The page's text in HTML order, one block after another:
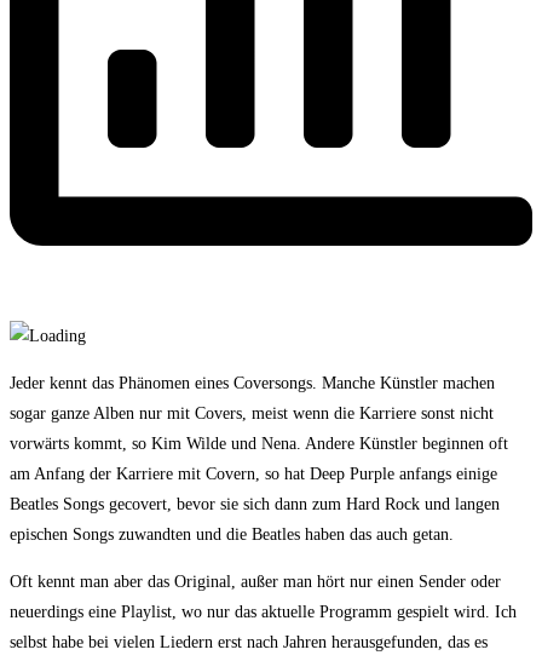
Jeder kennt das Phänomen eines Coversongs. Manche Künstler machen
sogar ganze Alben nur mit Covers, meist wenn die Karriere sonst nicht
vorwärts kommt, so Kim Wilde und Nena. Andere Künstler beginnen oft
am Anfang der Karriere mit Covern, so hat Deep Purple anfangs einige
Beatles Songs gecovert, bevor sie sich dann zum Hard Rock und langen
epischen Songs zuwandten und die Beatles haben das auch getan.
Oft kennt man aber das Original, außer man hört nur einen Sender oder
neuerdings eine Playlist, wo nur das aktuelle Programm gespielt wird. Ich
selbst habe bei vielen Liedern erst nach Jahren herausgefunden, das es